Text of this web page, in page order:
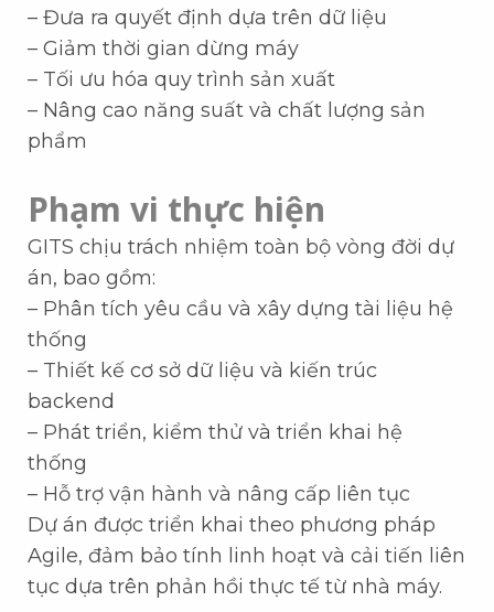
– Đưa ra quyết định dựa trên dữ liệu
– Giảm thời gian dừng máy
– Tối ưu hóa quy trình sản xuất
– Nâng cao năng suất và chất lượng sản
phẩm
Phạm vi thực hiện
GITS chịu trách nhiệm toàn bộ vòng đời dự
án, bao gồm:
– Phân tích yêu cầu và xây dựng tài liệu hệ
thống
– Thiết kế cơ sở dữ liệu và kiến trúc
backend
– Phát triển, kiểm thử và triển khai hệ
thống
– Hỗ trợ vận hành và nâng cấp liên tục
Dự án được triển khai theo phương pháp
Agile, đảm bảo tính linh hoạt và cải tiến liên
tục dựa trên phản hồi thực tế từ nhà máy.